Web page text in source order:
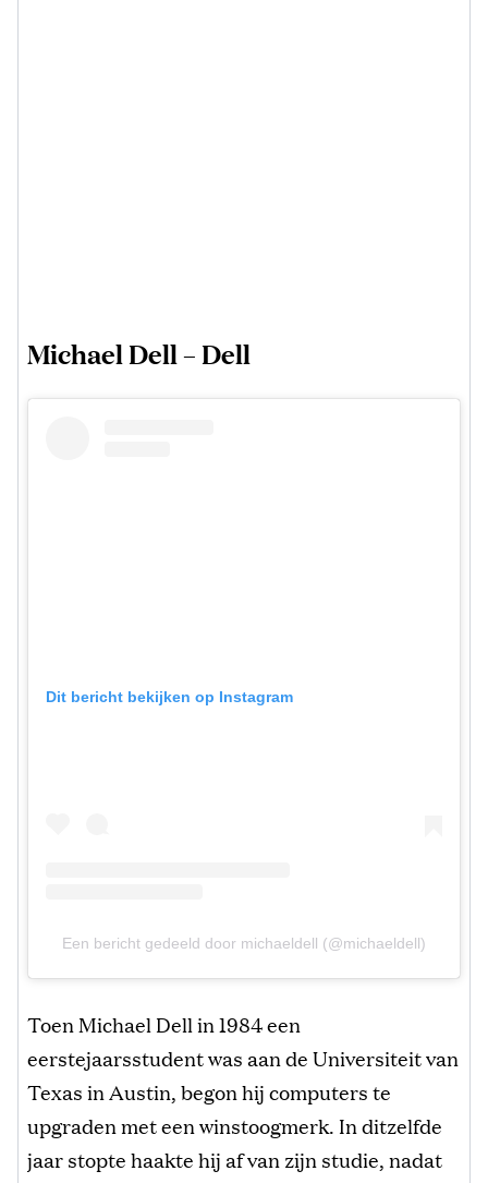
Michael Dell – Dell
Dit bericht bekijken op Instagram
Een bericht gedeeld door michaeldell (@michaeldell)
Toen Michael Dell in 1984 een
eerstejaarsstudent was aan de Universiteit van
Texas in Austin, begon hij computers te
upgraden met een winstoogmerk. In ditzelfde
jaar stopte haakte hij af van zijn studie, nadat